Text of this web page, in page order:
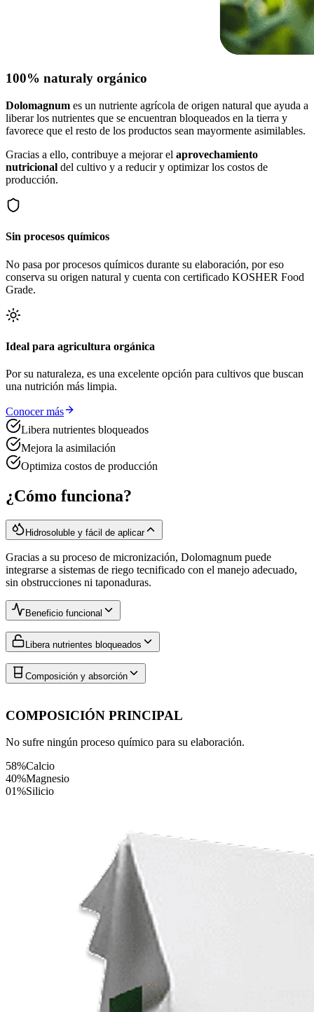
100% naturaly orgánico
Dolomagnum es un nutriente agrícola de origen natural que ayuda a
liberar los nutrientes que se encuentran bloqueados en la tierra y
favorece que el resto de los productos sean mayormente asimilables.
Gracias a ello, contribuye a mejorar el aprovechamiento
nutricional del cultivo y a reducir y optimizar los costos de
producción.
Sin procesos químicos
No pasa por procesos químicos durante su elaboración, por eso
conserva su origen natural y cuenta con certificado KOSHER Food
Grade.
Ideal para agricultura orgánica
Por su naturaleza, es una excelente opción para cultivos que buscan
una nutrición más limpia.
Conocer más
Libera nutrientes bloqueados
Mejora la asimilación
Optimiza costos de producción
¿Cómo funciona?
Hidrosoluble y fácil de aplicar
Gracias a su proceso de micronización, Dolomagnum puede
integrarse a sistemas de riego tecnificado con el manejo adecuado,
sin obstrucciones ni taponaduras.
Beneficio funcional
Libera nutrientes bloqueados
Composición y absorción
COMPOSICIÓN PRINCIPAL
No sufre ningún proceso químico para su elaboración.
58%Calcio
40%Magnesio
01%Silicio